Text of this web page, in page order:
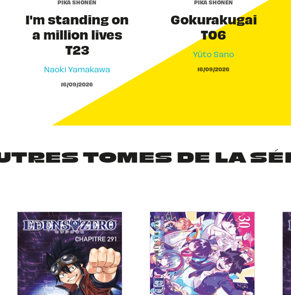
PIKA SHÔNEN
I'm standing on
a million lives
T23
Naoki Yamakawa
16/09/2026
PIKA SHÔNEN
Gokurakugai
T06
Yûto Sano
16/09/2026
TOMES DE LA